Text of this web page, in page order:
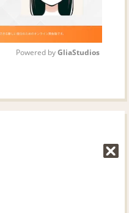
Powered by GliaStudios